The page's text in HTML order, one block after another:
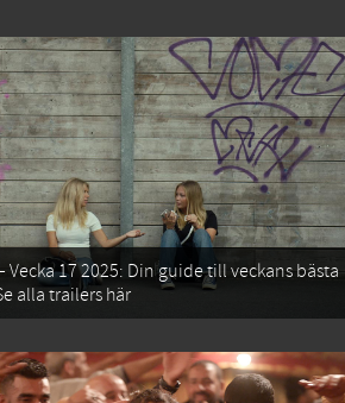
Vecka 17 2025: Din guide till veckans bästa
alla trailers här